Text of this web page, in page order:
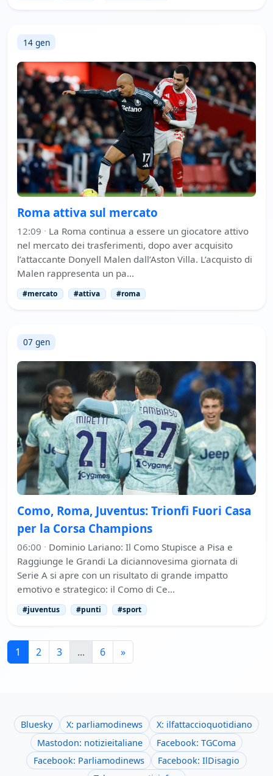
14 gen
Roma attiva sul mercato
12:09 · La Roma continua a essere un giocatore attivo
nel mercato dei trasferimenti, dopo aver acquisito
l’attaccante Donyell Malen dall’Aston Villa. L’acquisto di
Malen rappresenta un pa…
#mercato #attiva #roma
07 gen
Como, Roma, Juventus: Trionfi Fuori Casa
per la Corsa Champions
06:00 · Dominio Lariano: Il Como Stupisce a Pisa e
Raggiunge le Grandi La diciannovesima giornata di
Serie A si apre con un risultato di grande impatto
emotivo e strategico: il Como di Ce…
#juventus #punti #sport
1 2 3 ... 6 »
Bluesky X: parliamodinews
X: ilfattaccioquotidiano
Mastodon: notizieitaliane
Facebook: TGComa
Facebook: Parliamodinews
Facebook: IlDisagio